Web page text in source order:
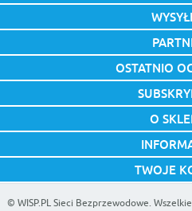
OSTATNIO
O
TWOJE
© WISP.PL Sieci Bezprzewodowe.